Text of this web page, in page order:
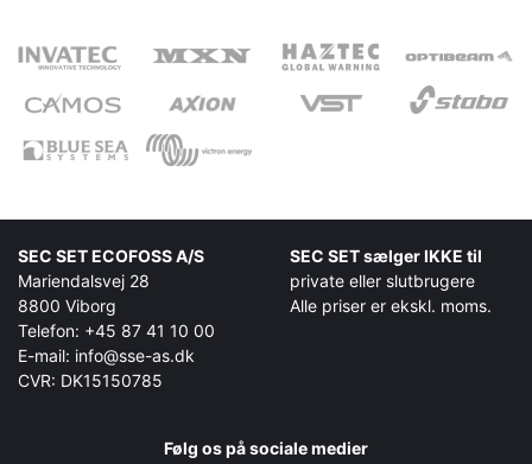
SEC SET ECOFOSS A/S
Mariendalsvej 28
8800 Viborg
Telefon: +45 87 41 10 00
E-mail: info@sse-as.dk
CVR: DK15150785
SEC SET sælger IKKE til
private eller slutbrugere
Alle priser er ekskl. moms.
Følg os på sociale medier